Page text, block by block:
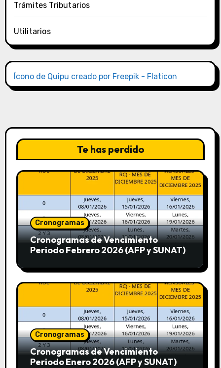
Trámites Tributarios
Utilitarios
Ícono de Quipu creado por Freepik - Flaticon
Te has perdido
Cronogramas
Cronogramas de Vencimiento
Periodo Febrero 2026 (AFP y SUNAT)
Cronogramas
Cronogramas de Vencimiento
Periodo Enero 2026 (AFP y SUNAT)